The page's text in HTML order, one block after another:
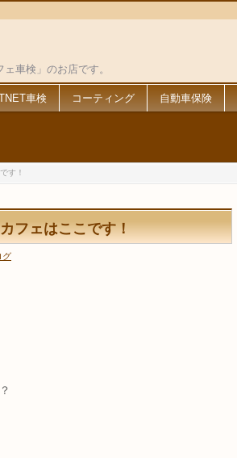
車検」のお店です。
車検 コーティング 自動車保険
す！
フェはここです！
グ